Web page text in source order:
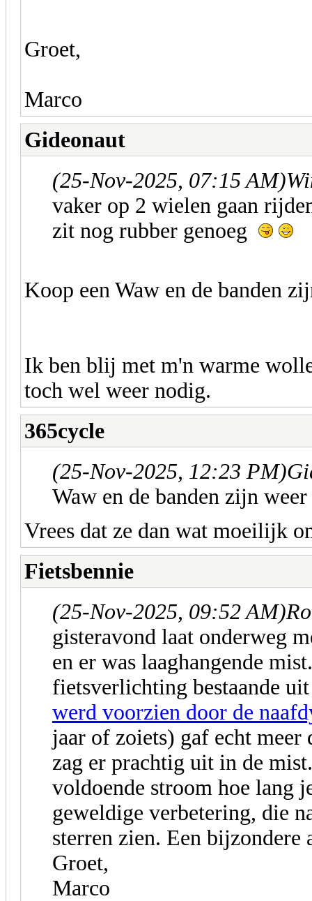
Groet,
Marco
Gideonaut
(25-Nov-2025, 07:15 AM)
vaker op 2 wielen gaan
zit nog rubber genoeg
Koop een Waw en de banden
Ik ben blij met m'n warme
toch wel weer nodig.
365cycle
(25-Nov-2025, 12:23 PM)
Waw en de banden zijn
Vrees dat ze dan wat moeilijk
Fietsbennie
(25-Nov-2025, 09:52 AM)
gisteravond laat onderweg
en er was laaghangende
fietsverlichting bestaande
werd voorzien door de
jaar of zoiets) gaf echt
zag er prachtig uit in de
voldoende stroom hoe lang
geweldige verbetering, die
sterren zien. Een bijzondere
Groet,
Marco